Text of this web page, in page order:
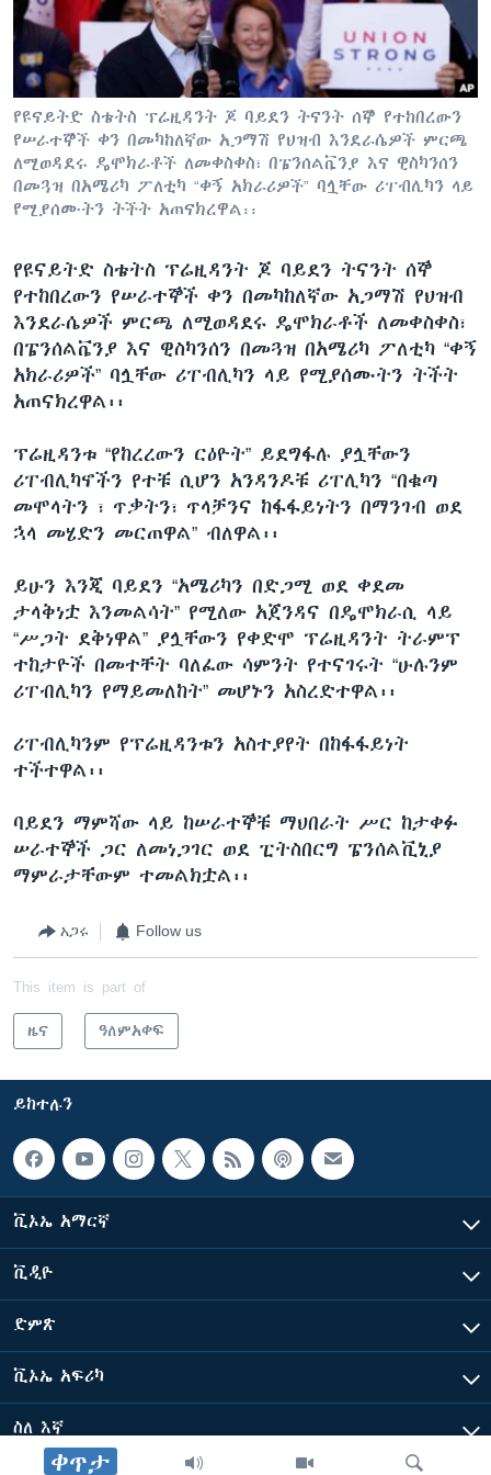
ቋንቋዎች
ቀጥታ
የዩናይትድ ስቴትስ ፕሬዚዳንት ጆ ባይደን ትናንት ሰኞ የተከበረውን
የሠራተኞች ቀን በመካከለኛው አጋማሽ የህዝብ እንደራሴዎች ምርጫ
ለሚወዳደሩ ዴሞክራቶች ለመቀስቀስ፣ በፔንሰልቬንያ እና ዊስካንሰን
በመጓዝ በአሜሪካ ፖለቲካ “ቀኝ አክራሪዎች” ባሏቸው ሪፐብሊካን ላይ
የሚያሰሙትን ትችት አጠናክረዋል፡፡
የዩናይትድ ስቴትስ ፕሬዚዳንት ጆ ባይደን ትናንት ሰኞ
የተከበረውን የሠራተኞች ቀን በመካከለኛው አጋማሽ የህዝብ
እንደራሴዎች ምርጫ ለሚወዳደሩ ዴሞክራቶች ለመቀስቀስ፣
በፔንሰልቬንያ እና ዊስካንሰን በመጓዝ በአሜሪካ ፖለቲካ “ቀኝ
አክራሪዎች” ባሏቸው ሪፐብሊካን ላይ የሚያሰሙትን ትችት
አጠናክረዋል፡፡
ፕሬዚዳንቱ “የከረረውን ርዕዮት” ይደግፋሉ ያሏቸውን
ሪፐብሊካኖችን የተቹ ሲሆን አንዳንዶቹ ሪፐሊካን “በቁጣ
መሞላትን ፣ ጥቃትን፣ ጥላቻንና ከፋፋይነትን በማንገብ ወደ
ኋላ መሄድን መርጠዋል” ብለዋል፡፡
ይሁን እንጂ ባይደን “አሜሪካን በድጋሚ ወደ ቀደመ
ታላቅነቷ እንመልሳት” የሚለው አጀንዳና በዴሞክራሲ ላይ
“ሥጋት ደቅነዋል” ያሏቸውን የቀድሞ ፕሬዚዳንት ትራምፕ
ተከታዮች በመተቸት ባለፈው ሳምንት የተናገሩት “ሁሉንም
ሪፐብሊካን የማይመለከት” መሆኑን አስረድተዋል፡፡
ሪፐብሊካንም የፕሬዚዳንቱን አስተያየት በከፋፋይነት
ተችተዋል፡፡
ባይደን ማምሻው ላይ ከሠራተኞቹ ማህበራት ሥር ከታቀፉ
ሠራተኞች ጋር ለመነጋገር ወደ ፒትስበርግ ፔንሰልቪኒያ
ማምራታቸውም ተመልክቷል፡፡
አጋሩ Follow us
This item is part of
ዜና ዓለምአቀፍ
ይከተሉን
ቪኦኤ አማርኛ
ቪዲዮ
ድምጽ
ቪኦኤ አፍሪካ
ስለ እኛ